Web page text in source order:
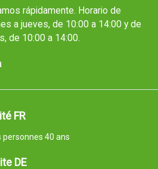
rápidamente. Horario de
a jueves, de 10:00 a 14:00 y de
de 10:00 a 14:00.
FR
personnes 40 ans
DE